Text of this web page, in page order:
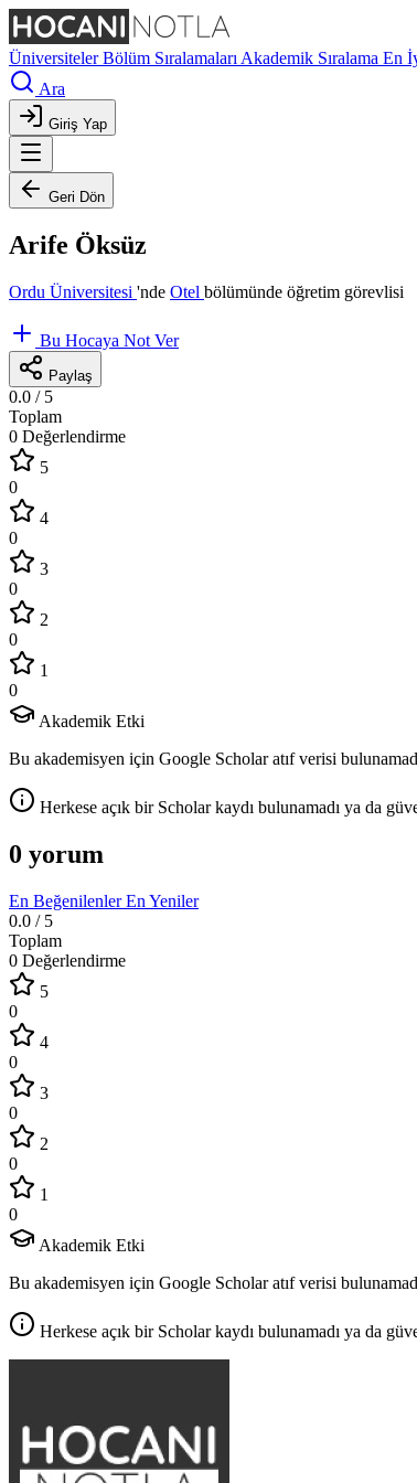
ÜniversitelerBölüm Sıralamaları Akademik Sıralama En
Ara
Giriş Yap
Geri Dön
Arife Öksüz
Ordu Üniversitesi 'nde Otel bölümünde öğretim görevlisi
Bu Hocaya Not Ver
Paylaş
0.0 / 5
Toplam
0 Değerlendirme
5
0
4
0
3
0
2
0
1
0
Akademik Etki
Bu akademisyen için Google Scholar atıf verisi
Herkese açık bir Scholar kaydı bulunamadı ya da
0 yorum
En BeğenilenlerEn Yeniler
0.0 / 5
Toplam
0 Değerlendirme
5
0
4
0
3
0
2
0
1
0
Akademik Etki
Bu akademisyen için Google Scholar atıf verisi
Herkese açık bir Scholar kaydı bulunamadı ya da